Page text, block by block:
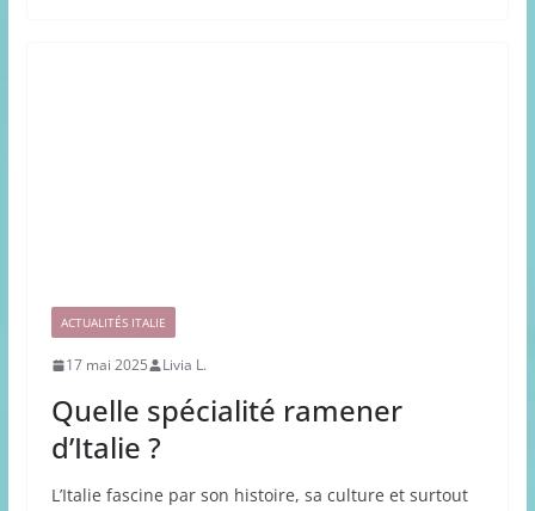
ACTUALITÉS ITALIE
17 mai 2025 Livia L.
Quelle spécialité ramener
d’Italie ?
L’Italie fascine par son histoire, sa culture et surtout